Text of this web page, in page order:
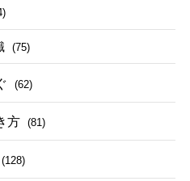
(75)
(62)
方 (81)
(128)